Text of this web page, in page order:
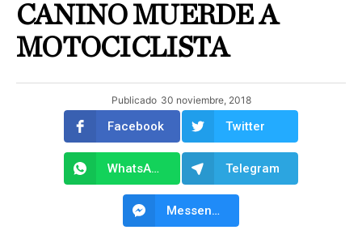
CANINO MUERDE A
MOTOCICLISTA
Publicado 30 noviembre, 2018
Facebook Twitter
WhatsApp Telegram
Messenger